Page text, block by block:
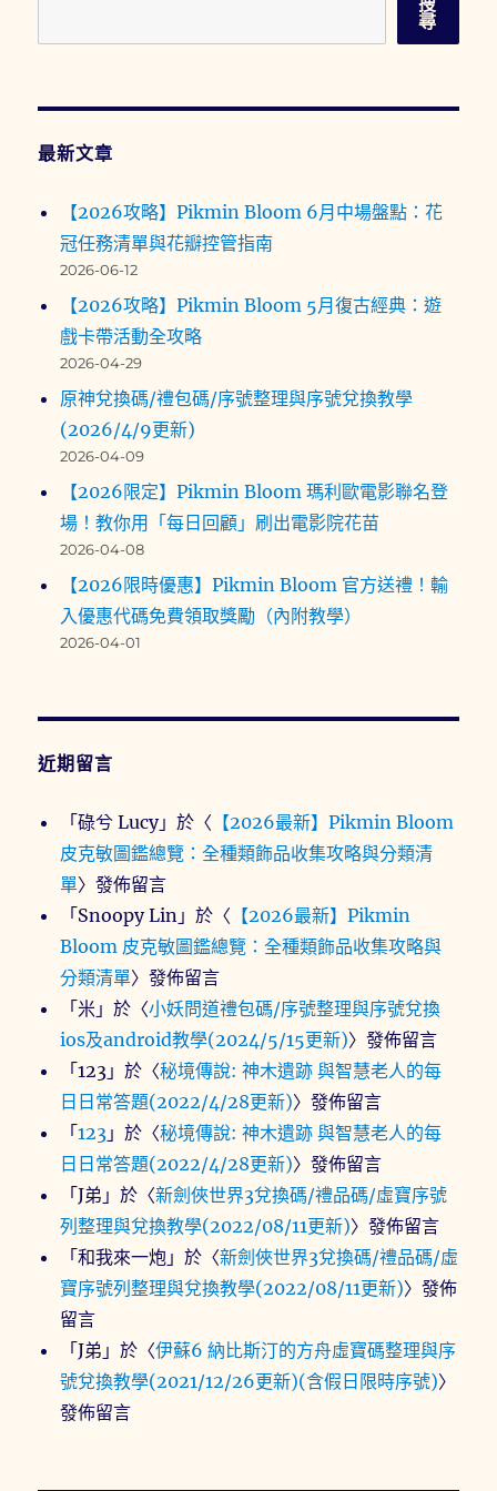
尋
最新文章
【2026攻略】Pikmin Bloom 6月中場盤點：花
冠任務清單與花瓣控管指南
2026-06-12
【2026攻略】Pikmin Bloom 5月復古經典：遊
戲卡帶活動全攻略
2026-04-29
原神兌換碼/禮包碼/序號整理與序號兌換教學
(2026/4/9更新)
2026-04-09
【2026限定】Pikmin Bloom 瑪利歐電影聯名登
場！教你用「每日回顧」刷出電影院花苗
2026-04-08
【2026限時優惠】Pikmin Bloom 官方送禮！輸
入優惠代碼免費領取獎勵（內附教學）
2026-04-01
近期留言
「碌兮 Lucy」於〈 【2026最新】Pikmin Bloom
皮克敏圖鑑總覽：全種類飾品收集攻略與分類清
單〉發佈留言
「Snoopy Lin 」於〈 【2026最新】Pikmin
Bloom 皮克敏圖鑑總覽：全種類飾品收集攻略與
分類清單〉發佈留言
「米 」於〈小妖問道禮包碼/序號整理與序號兌換
ios及android教學(2024/5/15更新)〉發佈留言
「123 」於〈秘境傳說: 神木遺跡 與智慧老人的每
日日常答題(2022/4/28更新)〉發佈留言
「123 」於〈秘境傳說: 神木遺跡 與智慧老人的每
日日常答題(2022/4/28更新)〉發佈留言
「J弟 」於〈新劍俠世界3兌換碼/禮品碼/虛寶序號
列整理與兌換教學(2022/08/11更新)〉發佈留言
「和我來一炮 」於〈新劍俠世界3兌換碼/禮品碼/虛
寶序號列整理與兌換教學(2022/08/11更新)〉發佈
留言
「J弟 」於〈伊蘇6 納比斯汀的方舟虛寶碼整理與序
號兌換教學(2021/12/26更新)(含假日限時序號)〉
發佈留言